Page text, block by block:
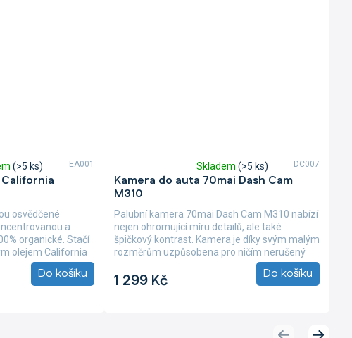
(>5 ks)
Do košíku
osvědčené
a
organické. Stačí
olejem California
EA001
Kamera do auta 70mai Dash Cam
M310
hodnocení
produktu
je
4,0
z
5
Skladem (>5 ks)
1 299 Kč Do košíku
Palubní kamera 70mai Dash Cam M310 nabízí
nejen ohromující míru detailů, ale také
špičkový kontrast. Kamera je díky svým malým
rozměrům uzpůsobena pro ničím nerušený
DC007
PředchozíDalší